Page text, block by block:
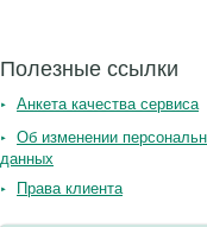
Полезные ссылки
Анкета качества сервиса
Об изменении
данных
Права клиента